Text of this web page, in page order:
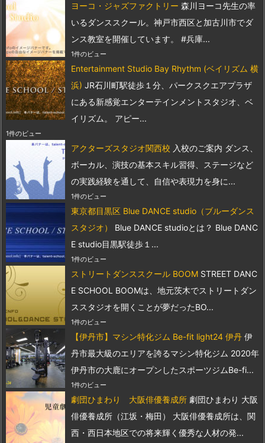
ヨーコ・ジャズファクトリー 森川ヨーコ先生の率
いるダンススクール。神戸市西区と加古川市でダ
ンス教室を開催しています。 #兵庫...
1件のビュー
Entertainment Studio Bay Rhythm (ベイリズム 横
浜) JR石川町駅徒歩１分、パークスクエアプラザ
にある新感覚エンターテインメントスタジオ、ベ
イリズム。 アピー...
1件のビュー
アクターズスタジオ関西校 入校のご案内 ダンス、
ボーカル、演技の基本スキル習得、ステージなど
の実践経験を通して、自信や表現力を身に...
1件のビュー
東京都目黒区 Blue DANCE studio（ブルーダンス
スタジオ）
Blue DANCE studioとは？ Blue DANC
E studio目黒駅徒歩１...
1件のビュー
ストリートダンススクール BOOM STREET DANC
E SCHOOL BOOMは、地元茨木でストリートダン
ススタジオを開くことが夢だったBO...
1件のビュー
【伊丹市】マシン特化ジム Be-fit light24 伊丹 伊
丹市最大級のエリアを誇るマシン特化ジム 2020年
伊丹市の大鹿にオープンしたスポーツジムBe-fi...
1件のビュー
劇団ひまわり 大阪俳優養成所 劇団ひまわり 大阪
俳優養成所（江坂・梅田） 大阪俳優養成所は、関
西・西日本地区での将来輝く優秀な人材の発...